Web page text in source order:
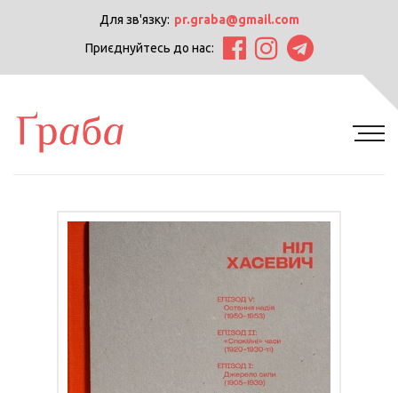
Для зв'язку: pr.graba@gmail.com
Приєднуйтесь до нас: